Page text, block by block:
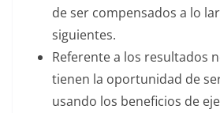
de ser compensados a lo
siguientes.
Referente a los resultados
tienen la oportunidad de
usando los beneficios de